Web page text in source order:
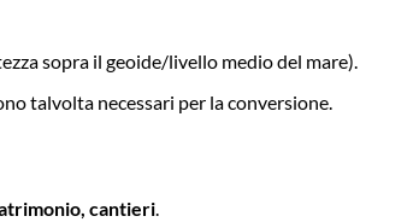
sopra il geoide/livello medio del mare).
talvolta necessari per la conversione.
cantieri.